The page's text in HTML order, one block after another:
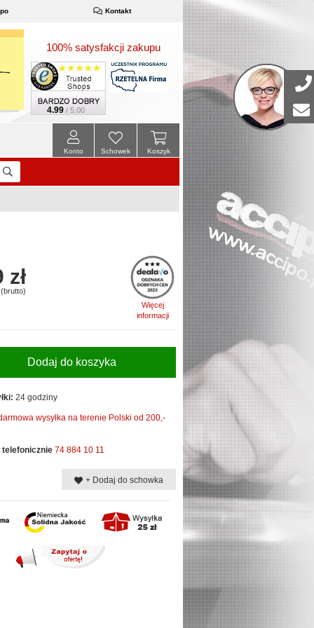
Kontakt
100% satysfakcji zakupu
4.99 / 5.00
Koszyk
Schowek
Konto
Więcej
informacji
zł
Dodaj do koszyka
24 godziny
wysyłka na terenie Polski od 200,-
telefonicznie 74 884 10 11
+ Dodaj do schowka